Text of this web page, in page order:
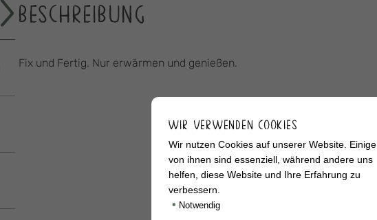
BESCHREIBUNG
Fix und Fertig. Nur erwärmen und genießen.
WIR VERWENDEN COOKIES
Wir nutzen Cookies auf unserer Website. Einige
von ihnen sind essenziell, während andere uns
helfen, diese Website und Ihre Erfahrung zu
verbessern.
• Notwendig